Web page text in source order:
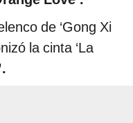
de ‘Gong Xi
la cinta ‘La